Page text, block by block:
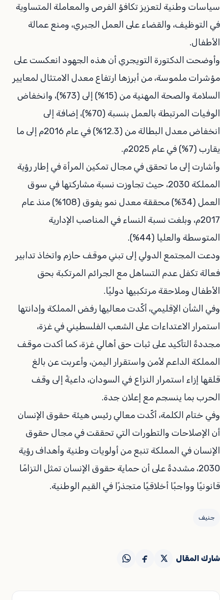
سياسات وطنية لتعزيز تكافؤ الفرص والمعاملة المتساوية
في التوظيف، والقضاء على العمل الجبري، ومنع عمالة
الأطفال.
وأوضحت الدكتورة التويجري أن هذه الجهود انعكست على
مؤشرات ملموسة، من أبرزها ارتفاع معدل الامتثال لمعايير
السلامة والصحة المهنية من (15%) إلى (73%)، وانخفاض
الوفيات المرتبطة بالعمل بنسبة (70%)، إضافة إلى
انخفاض معدل البطالة من (12.3%) في عام 2016م إلى ما
يقارب (7%) في عام 2025م.
وأشارت إلى ما تحقق في مجال تمكين المرأة في إطار رؤية
المملكة 2030، حيث تجاوزت نسبة مشاركتها في سوق
العمل (34%) محققة معدل نمو يفوق (108%) منذ عام
2017م، وبلغت نسبة النساء في المناصب الإدارية
المتوسطة والعليا (44%).
ودعت المجتمع الدولي إلى تبني موقف حازم واتخاذ تدابير
فعالة تكفل عدم التساهل مع الجرائم المرتكبة بحق
الأطفال وملاحقة مرتكبيها دوليًا.
وفي الشأن الإقليمي، أكّدت معاليها رفض المملكة وإدانتها
استمرار الاعتداءات على الشعب الفلسطيني في غزة،
مجددةً التأكيد على ثبات حق أهالي غزة، كما أكدت موقف
المملكة الداعم لأمن واستقرار اليمن، وأعربت عن بالغ
قلقها إزاء استمرار النزاع في السودان، داعيةً إلى وقف
الحرب بما ينسجم مع إعلان جدة.
وفي ختام الكلمة، أكّدت معالي رئيس هيئة حقوق الإنسان
أن الإصلاحات والتطورات التي تحققت في مجال حقوق
الإنسان في المملكة تنبع من أولويات وطنية وأهداف رؤية
2030، مشددةً على أن حماية حقوق الإنسان تمثل التزامًا
قانونيًا وواجبًا أخلاقيًا متجذرًا في القيم الوطنية.
جنيف
شارك المقال